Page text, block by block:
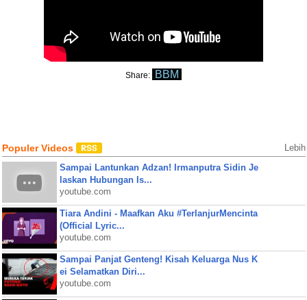
Share: BBM
Populer Videos Lebih
Sampai Lantunkan Adzan! Irmanputra Sidin Je
laskan Hubungan Is...
youtube.com
Tiara Andini - Maafkan Aku #TerlanjurMencinta
(Official Lyric...
youtube.com
Sampai Panjat Genteng! Kisah Keluarga Nus K
ei Selamatkan Diri...
youtube.com